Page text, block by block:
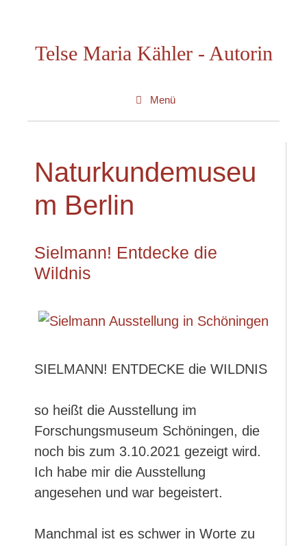
springenTelse Maria Kähler - Autorin
Menü
Naturkundemuseu
m Berlin
Sielmann! Entdecke die
Wildnis
SIELMANN! ENTDECKE die WILDNIS
so heißt die Ausstellung im
Forschungsmuseum Schöningen, die
noch bis zum 3.10.2021 gezeigt wird.
Ich habe mir die Ausstellung
angesehen und war begeistert.
Manchmal ist es schwer in Worte zu